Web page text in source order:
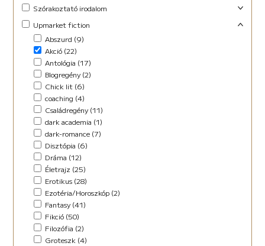
Ifjúsági (Young Adult) (48)
Lányregény (7)
Mese (141)
New Adult (9)
Novella (4)
Vers (27)
Családregény (3)
Novella (10)
Regény (13)
Szociodráma (2)
Vers (36)
Szórakoztató irodalom
Akció (13)
Chick lit (4)
coaching (1)
Családregény (8)
Dark Fantasy (1)
Disztópia (4)
Életrajz (7)
Erotikus (14)
Ezotéria/Horoszkóp (3)
Fikció (46)
fun fiction (1)
Háború (2)
Horror (5)
Kaland (11)
Kisregény (10)
Lélektani regény (12)
Upmarket fiction
Abszurd (9)
Akció (22)
Antológia (17)
Blogregény (2)
Chick lit (6)
coaching (4)
Családregény (11)
dark academia (1)
dark-romance (7)
Disztópia (6)
Dráma (12)
Életrajz (25)
Erotikus (28)
Ezotéria/Horoszkóp (2)
Fantasy (41)
Fikció (50)
Filozófia (2)
Groteszk (4)